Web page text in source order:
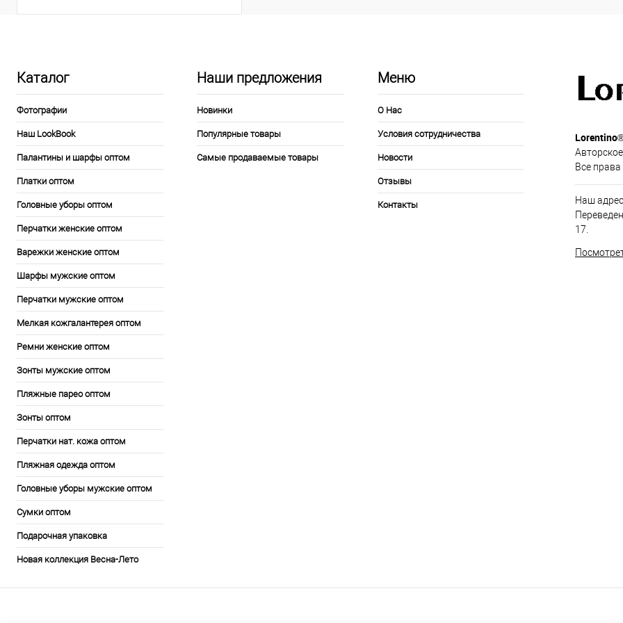
Каталог
Фотографии
Наш LookBook
Палантины и шарфы оптом
Платки оптом
Головные уборы оптом
Перчатки женские оптом
Варежки женские оптом
Шарфы мужские оптом
Перчатки мужские оптом
Мелкая кожгалантерея оптом
Ремни женские оптом
Зонты мужские оптом
Пляжные парео оптом
Зонты оптом
Перчатки нат. кожа оптом
Пляжная одежда оптом
Головные уборы мужские оптом
Сумки оптом
Подарочная упаковка
Новая коллекция Весна-Лето
Наши предложения
Новинки
Популярные товары
Самые продаваемые товары
Меню
О Нас
Условия сотрудничества
Новости
Отзывы
Контакты
Lorentino
Все
Наш
17.